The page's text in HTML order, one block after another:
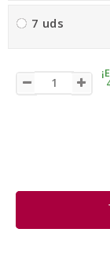
7 uds